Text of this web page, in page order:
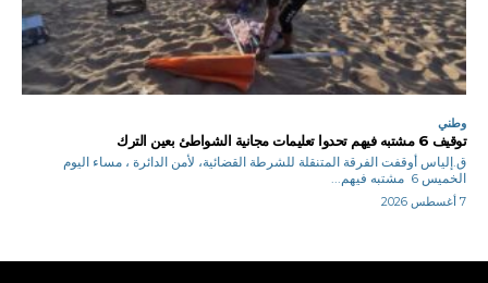
وطني
توقيف 6 مشتبه فيهم تحدوا تعليمات مجانية الشواطئ بعين الترك
ق.إلياس أوقفت الفرقة المتنقلة للشرطة القضائية، لأمن الدائرة ، مساء اليوم
الخميس 6 مشتبه فيهم...
7 أغسطس 2026